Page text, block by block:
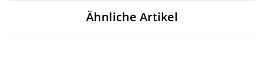
Ähnliche Artikel